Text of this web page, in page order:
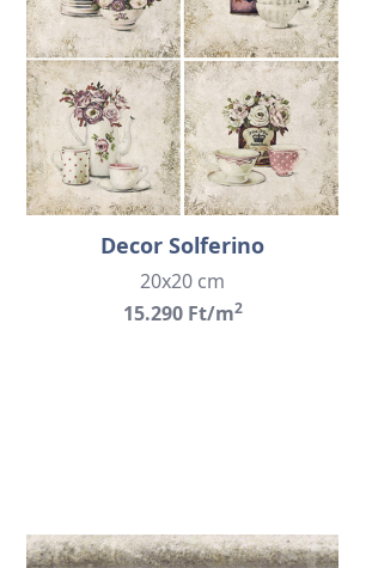
Decor Solferino
20x20 cm
15.290 Ft/m2